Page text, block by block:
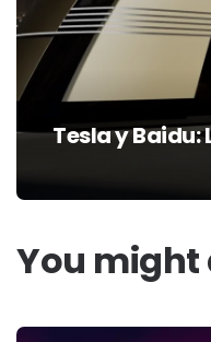
Tesla y
You might